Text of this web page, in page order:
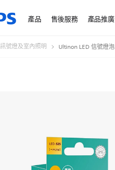
產品 售後服務 產品推廣
訊號燈及室內照明 Ultinon LED 信號燈